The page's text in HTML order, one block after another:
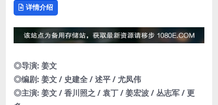
详情介绍
◎导演: 姜文
◎编剧: 姜文 / 史建全 / 述平 / 尤凤伟
◎主演: 姜文 / 香川照之 / 袁丁 / 姜宏波 / 丛志军 / 更